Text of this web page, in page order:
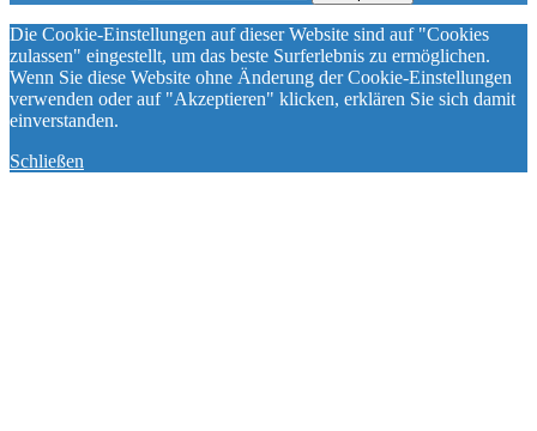
Die Cookie-Einstellungen auf dieser Website sind auf "Cookies
zulassen" eingestellt, um das beste Surferlebnis zu ermöglichen.
Wenn Sie diese Website ohne Änderung der Cookie-Einstellungen
verwenden oder auf "Akzeptieren" klicken, erklären Sie sich damit
einverstanden.
Schließen